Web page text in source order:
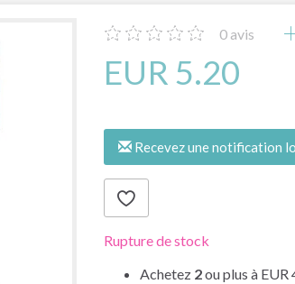
0 avis
EUR 5.20
Recevez une notification
Rupture de stock
Achetez 2ou plus à EUR